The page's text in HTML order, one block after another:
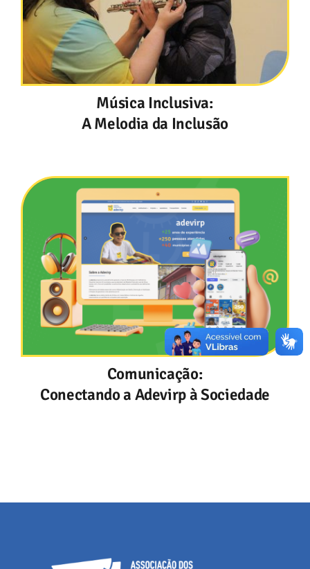
Música Inclusiva:
A Melodia da Inclusão
Comunicação:
Conectando a Adevirp à Sociedade